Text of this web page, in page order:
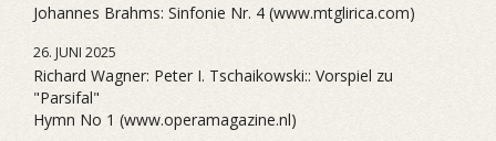
Johannes Brahms: Sinfonie Nr. 4 (www.mtglirica.com)
26. JUNI 2025
Richard Wagner: Peter I. Tschaikowski:: Vorspiel zu
"Parsifal"
Hymn No 1 (www.operamagazine.nl)